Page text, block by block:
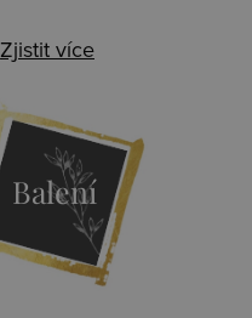
Zjistit více
Balení